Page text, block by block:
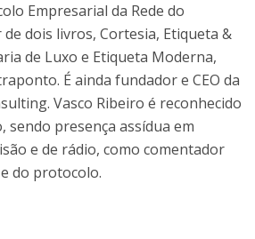
Empresarial da Rede do
dois livros, Cortesia, Etiqueta &
de Luxo e Etiqueta Moderna,
É ainda fundador e CEO da
Vasco Ribeiro é reconhecido
sendo presença assídua em
e de rádio, como comentador
do protocolo.